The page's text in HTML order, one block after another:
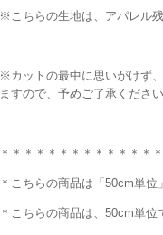
※こちらの生地は、アパレル
※カットの最中に思いがけず
ますので、予めご了承くださ
＊＊＊＊＊＊＊＊＊＊＊＊＊
＊こちらの商品は「50cm単
＊こちらの商品は、50cm単位